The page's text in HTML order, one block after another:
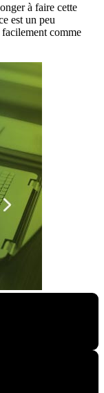
à faire cette
est un peu
facilement comme